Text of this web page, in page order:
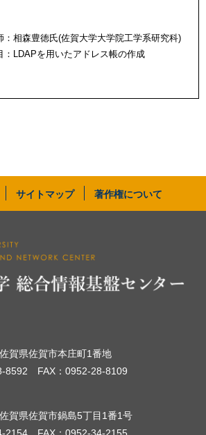
：相森豊徳氏(佐賀大学大学院工学系研究科)
：LDAPを用いたアドレス帳の作成
サイトマップ 著作権について
佐賀県佐賀市本庄町1番地
8592 FAX：0952-28-8109
佐賀県佐賀市鍋島5丁目1番1号